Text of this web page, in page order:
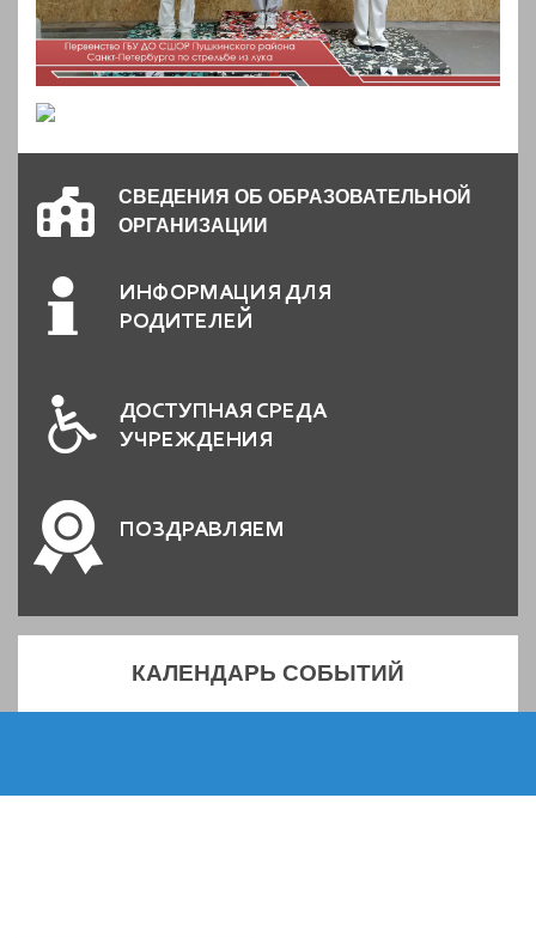
СВЕДЕНИЯ ОБ ОБРАЗОВАТЕЛЬНОЙ
ОРГАНИЗАЦИИ
ИНФОРМАЦИЯ ДЛЯ
РОДИТЕЛЕЙ
ДОСТУПНАЯ СРЕДА
УЧРЕЖДЕНИЯ
ПОЗДРАВЛЯЕМ
КАЛЕНДАРЬ СОБЫТИЙ